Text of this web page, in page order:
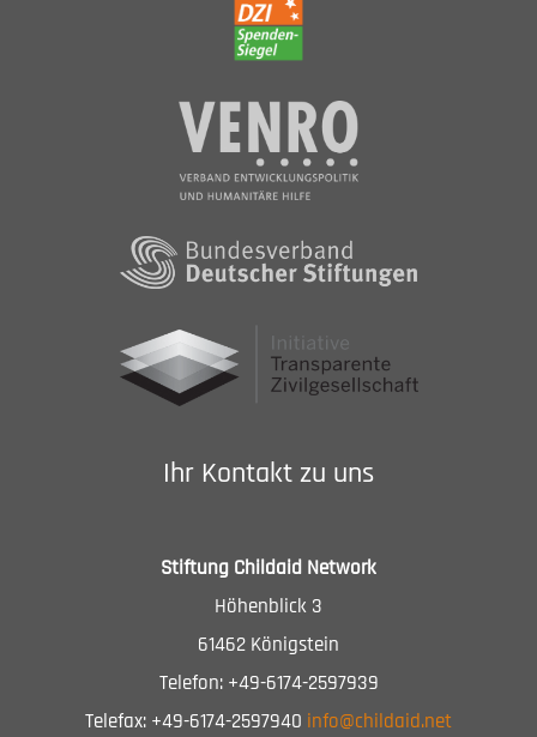
Ihr Kontakt zu uns
Stiftung Childaid Network
Höhenblick 3
61462 Königstein
Telefon: +49-6174-2597939
Telefax: +49-6174-2597940 info@childaid.net